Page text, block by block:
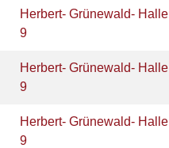
Herbert- Grünewald- Halle
9
Herbert- Grünewald- Halle
9
Herbert- Grünewald- Halle
9